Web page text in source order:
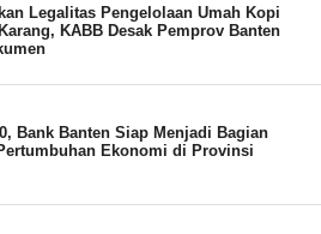
saya berinisiatif untuk mengolah
Legalitas Pengelolaan Umah Kopi
KABB Desak Pemprov Banten
Bank Banten Siap Menjadi Bagian
Ekonomi di Provinsi